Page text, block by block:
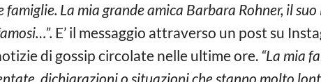
La mia grande amica Barbara Rohner, il
E’ il messaggio attraverso un post su
di gossip circolate nelle ultime ore. “La mia
dichiarazioni o situazioni che stanno molto